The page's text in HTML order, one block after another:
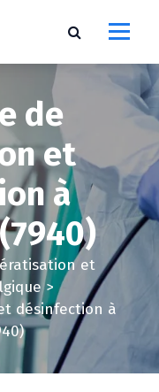
de
et
à
et
>
désinfection à